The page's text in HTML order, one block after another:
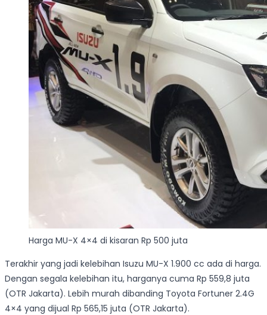
Harga MU-X 4×4 di kisaran Rp 500 juta
Terakhir yang jadi kelebihan Isuzu MU-X 1.900 cc ada di harga.
Dengan segala kelebihan itu, harganya cuma Rp 559,8 juta
(OTR Jakarta). Lebih murah dibanding Toyota Fortuner 2.4G
4×4 yang dijual Rp 565,15 juta (OTR Jakarta).